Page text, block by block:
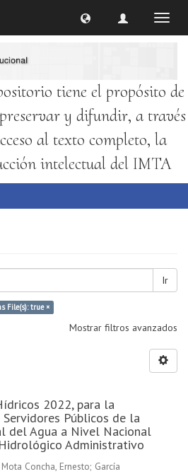
tiene el propósito de
y difundir, a través
al texto completo, la
intelectual del IMTA
Ir
File(s): true ×
Mostrar filtros avanzados
2022, para la
Públicos de la
del Agua a Nivel Nacional
Administrativo
Mota Concha, Ernesto; García